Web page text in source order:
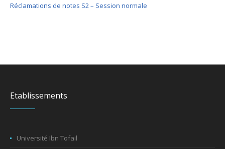
Réclamations de notes S2 – Session normale
Etablissements
Université Ibn Tofail